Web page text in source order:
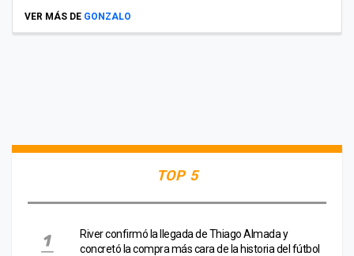
VER MÁS DE GONZALO
TOP 5
River confirmó la llegada de Thiago Almada y
concretó la compra más cara de la historia del fútbol